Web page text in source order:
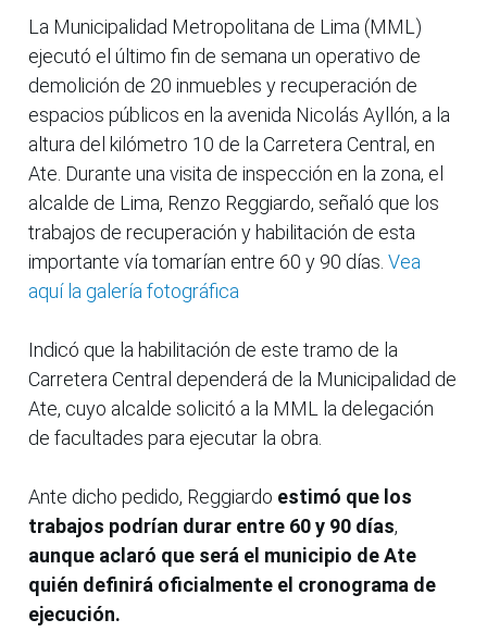
La Municipalidad Metropolitana de Lima (MML)
ejecutó el último fin de semana un operativo de
demolición de 20 inmuebles y recuperación de
espacios públicos en la avenida Nicolás Ayllón, a la
altura del kilómetro 10 de la Carretera Central, en
Ate. Durante una visita de inspección en la zona, el
alcalde de Lima, Renzo Reggiardo, señaló que los
trabajos de recuperación y habilitación de esta
importante vía tomarían entre 60 y 90 días. Vea
aquí la galería fotográfica
Indicó que la habilitación de este tramo de la
Carretera Central dependerá de la Municipalidad de
Ate, cuyo alcalde solicitó a la MML la delegación
de facultades para ejecutar la obra.
Ante dicho pedido, Reggiardo estimó que los
trabajos podrían durar entre 60 y 90 días,
aunque aclaró que será el municipio de Ate
quién definirá oficialmente el cronograma de
ejecución.